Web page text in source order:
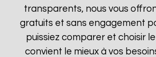
transparents, nous vous
gratuits et sans engagement
puissiez comparer et choisir
convient le mieux à vos